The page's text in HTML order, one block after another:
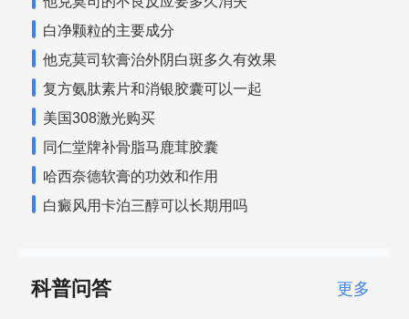
白净颗粒的主要成分
他克莫司软膏治外阴白斑多久有效果
复方氨肽素片和消银胶囊可以一起
美国308激光购买
同仁堂牌补骨脂马鹿茸胶囊
哈西奈德软膏的功效和作用
白癜风用卡泊三醇可以长期用吗
科普问答 更多